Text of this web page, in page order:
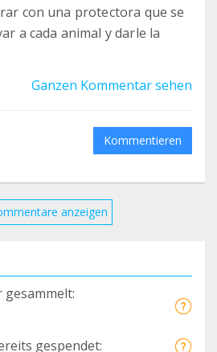
con una protectora que se
a cada animal y darle la
Ganzen Kommentar sehen
Kommentieren
anzeigen
gespendet: